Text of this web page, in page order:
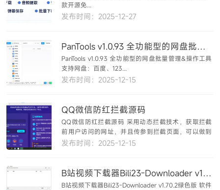
款开源免...
发布时间：2025-12-27
PanTools v1.0.93 全功能型的网盘批量管理&操作工具
PanTools v1.0.93 全功能型的网盘批量管理&操作工具
支持网盘：百度、123...
发布时间：2025-12-15
QQ微信防红拦截源码
QQ微信防红拦截源码 采用动态拦截技术，获取拦截
前用户访问的网址，并且传参到拦截页面，可以做到
用户通...
发布时间：2025-12-15
B站视频下载器Bili23-Downloader v1.70.2绿色版
B站视频下载器Bili23-Downloader v1.70.2绿色版 软件